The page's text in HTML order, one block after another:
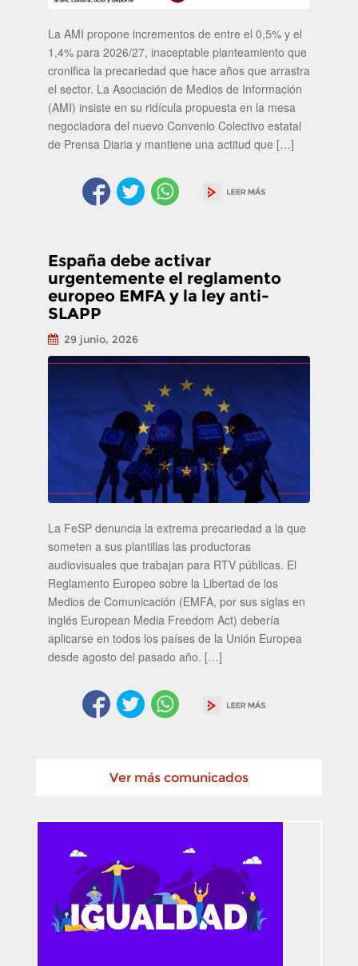
La AMI propone incrementos de entre el 0,5% y el
1,4% para 2026/27, inaceptable planteamiento que
cronifica la precariedad que hace años que arrastra
el sector. La Asociación de Medios de Información
(AMI) insiste en su ridícula propuesta en la mesa
negociadora del nuevo Convenio Colectivo estatal
de Prensa Diaria y mantiene una actitud que […]
España debe activar
urgentemente el reglamento
europeo EMFA y la ley anti-
SLAPP
29 junio, 2026
La FeSP denuncia la extrema precariedad a la que
someten a sus plantillas las productoras
audiovisuales que trabajan para RTV públicas. El
Reglamento Europeo sobre la Libertad de los
Medios de Comunicación (EMFA, por sus siglas en
inglés European Media Freedom Act) debería
aplicarse en todos los países de la Unión Europea
desde agosto del pasado año. […]
Ver más comunicados